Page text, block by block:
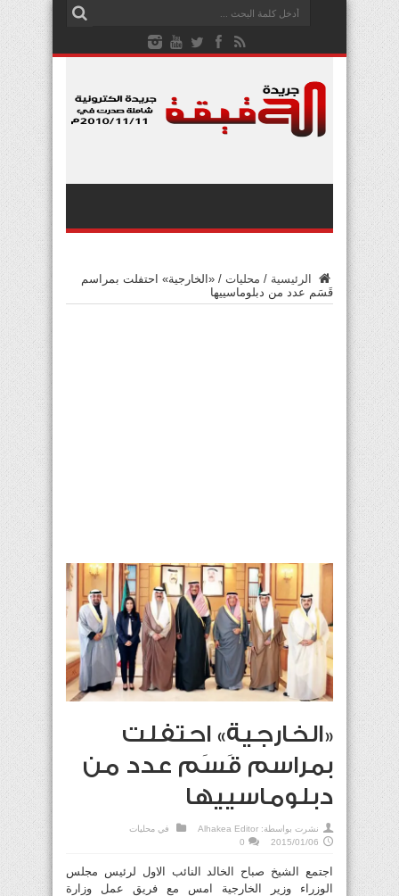
الرئيسية / محليات / «الخارجية» احتفلت بمراسم
قَسَم عدد من دبلوماسييها
«الخارجية» احتفلت
بمراسم قَسَم عدد من
دبلوماسييها
نشرت بواسطة: Alhakea Editor في محليات
2015/01/06
0
اجتمع الشيخ صباح الخالد النائب الاول لرئيس مجلس
الوزراء وزير الخارجية امس مع فريق عمل وزارة